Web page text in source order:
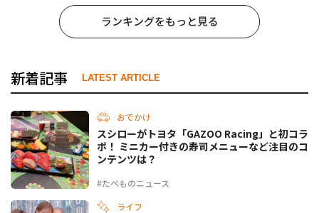
ランキングをもっと見る
新着記事 LATEST ARTICLE
おでかけ
#たべものニュース
スシローがトヨタ「GAZOO Racing」と初コラ
ボ！ ミニカー付きの寿司メニューなど注目のコ
ンテンツは？
ライフ